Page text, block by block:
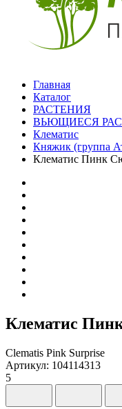
Главная
Каталог
РАСТЕНИЯ
ВЬЮЩИЕСЯ
Клематис
Княжик (группа
Клематис Пинк
Клематис
Clematis Pink Surprise
Артикул: 104114313
5